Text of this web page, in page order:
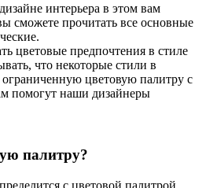
интерьера в этом вам
сможете прочитать все основные
цветовые предпочтения в стиле
что некоторые стили в
цветовую палитру с
помогут наши дизайнеры
палитру?
с цветовой палитрой